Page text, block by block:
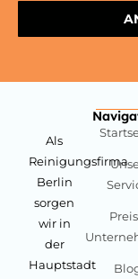
Als
Reinigungsfirma
Berlin
sorgen
wir in
der
Hauptstadt